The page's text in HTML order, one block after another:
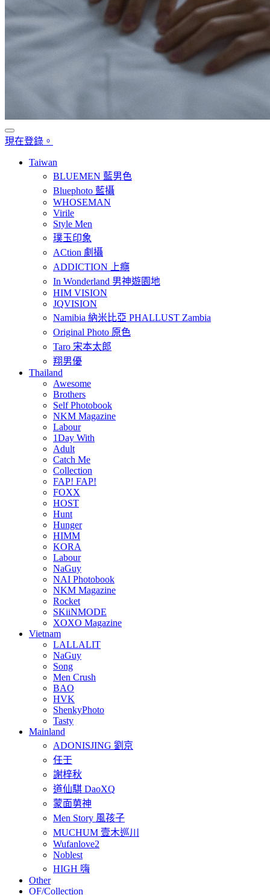
現在登錄。
Taiwan
BLUEMEN 藍男色
Bluephoto 藍攝
WHOSEMAN
Virile
Style Men
璞玉印象
ACtion 劇攝
ADDICTION 上癮
In Wonderland 男神遊園地
HIM VISION
JQVISION
Namibia 納米比亞 PHALLUST Zambia
Original Photo 原色
Taro 宋本太郎
翔男優
Thailand
Awesome
Brothers
Self Photobook
NKM Magazine
Labour
1Day With
Adult
Catch Me
Collection
FAP! FAP!
FOXX
HOST
Hunt
Hunger
HIMM
KORA
Labour
NaGuy
NAI Photobook
NKM Magazine
Rocket
SKiiNMODE
XOXO Magazine
Vietnam
LALLALIT
NaGuy
Song
Men Crush
BAO
HVK
ShenkyPhoto
Tasty
Mainland
ADONISJING 劉京
任壬
謝梓秋
道仙騏 DaoXQ
蒙面莮神
Men Story 風孩子
MUCHUM 壹木巡川
Wufanlove2
Noblest
HIGH 嗨
Other
OF/Collection